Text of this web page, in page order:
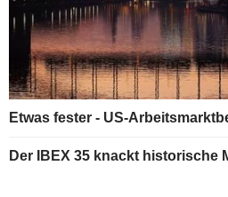
Etwas fester - US-
Der IBEX 35 knackt historische